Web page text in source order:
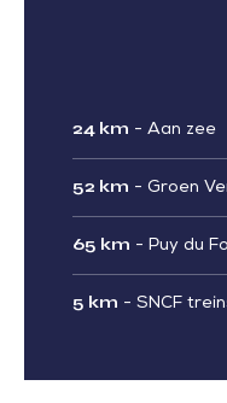
24 km - Aan zee
52 km - Groen
65 km - Puy du
5 km - SNCF